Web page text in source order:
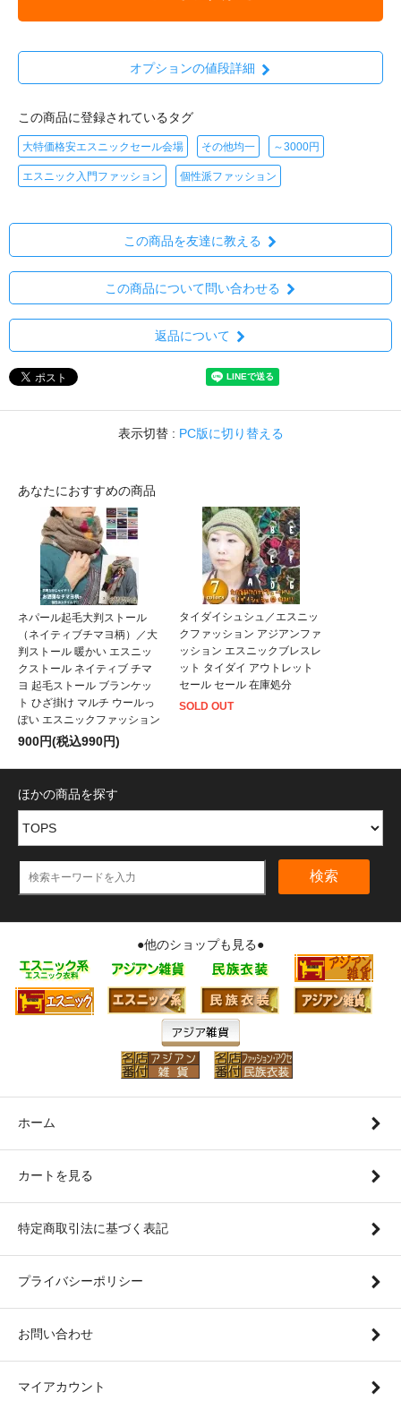
オプションの値段詳細
この商品に登録されているタグ
大特価格安エスニックセール会場 その他均一 ～3000円
エスニック入門ファッション 個性派ファッション
この商品を友達に教える
この商品について問い合わせる
返品について
表示切替 : PC版に切り替える
あなたにおすすめの商品
ネパール起毛大判ストール
（ネイティブチマヨ柄）／大
判ストール 暖かい エスニッ
クストール ネイティブ チマ
ヨ 起毛ストール ブランケッ
ト ひざ掛け マルチ ウールっ
ぽい エスニックファッション
900円(税込990円)
タイダイシュシュ／エスニッ
クファッション アジアンファ
ッション エスニックブレスレ
ット タイダイ アウトレット
セール セール 在庫処分
SOLD OUT
ほかの商品を探す
検索
●他のショップも見る●
ホーム
カートを見る
特定商取引法に基づく表記
プライバシーポリシー
お問い合わせ
マイアカウント